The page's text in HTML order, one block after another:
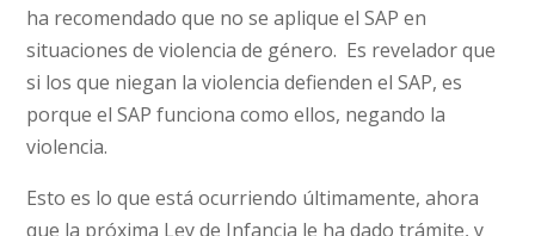
ha recomendado que no se aplique el SAP en
situaciones de violencia de género. Es revelador que
si los que niegan la violencia defienden el SAP, es
porque el SAP funciona como ellos, negando la
violencia.
Esto es lo que está ocurriendo últimamente, ahora
que la próxima Ley de Infancia le ha dado trámite, y